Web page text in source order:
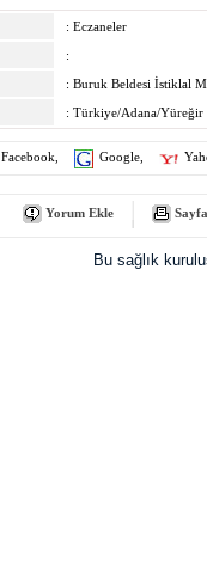
: Eczaneler
:
: Buruk Beldesi İstiklal
: Türkiye/Adana/Yüreğir
Facebook Google
Yorum Ekle
Bu sağlık